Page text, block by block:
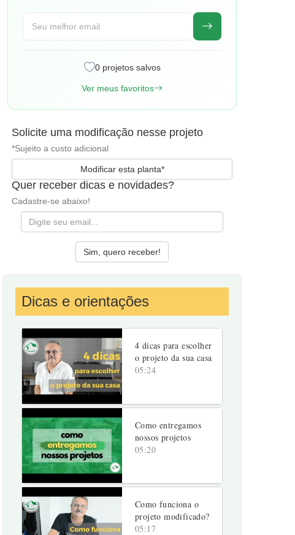
0 projetos salvos
Ver meus favoritos
Solicite uma modificação nesse projeto
*Sujeito a custo adicional
Modificar esta planta*
Quer receber dicas e novidades?
Cadastre-se abaixo!
Dicas e orientações
4 dicas para escolher
o projeto da sua casa
05:24
Como entregamos
nossos projetos
05:20
Como funciona o
projeto modificado?
05:17